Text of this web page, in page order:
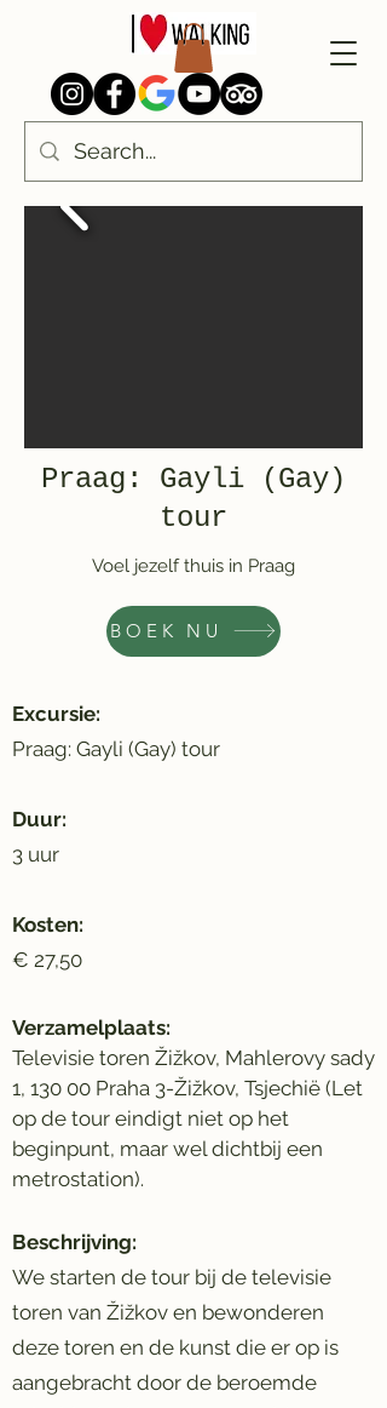
Praag: Gayli (Gay)
tour
Voel jezelf thuis in Praag
BOEK NU
Excursie:
Praag: Gayli (Gay) tour
Duur:
3 uur
Kosten:
€ 27,50
Verzamelplaats:
Televisie toren Žižkov, Mahlerovy sady
1, 130 00 Praha 3-Žižkov, Tsjechië (Let
op de tour eindigt niet op het
beginpunt, maar wel dichtbij een
metrostation).
Beschrijving:
We starten de tour bij de televisie
toren van Žižkov en bewonderen
deze toren en de kunst die er op is
aangebracht door de beroemde